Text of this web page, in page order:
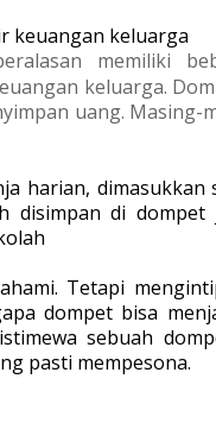
keuangan keluarga
memiliki
keluarga.
uang. Masing-
harian, dimasukkan
disimpan di
Tetapi
dompet bisa
sebuah
pasti mempesona.